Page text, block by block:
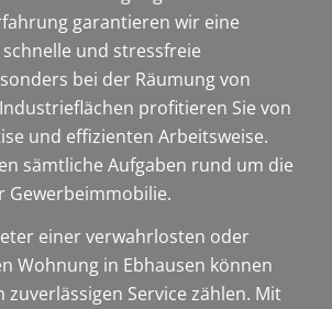
garantieren wir eine
und stressfreie
bei der Räumung von
profitieren Sie von
und effizienten Arbeitsweise.
sämtliche Aufgaben rund um die
Gewerbeimmobilie.
einer verwahrlosten oder
Wohnung in Ebhausen können
zuverlässigen Service zählen. Mit